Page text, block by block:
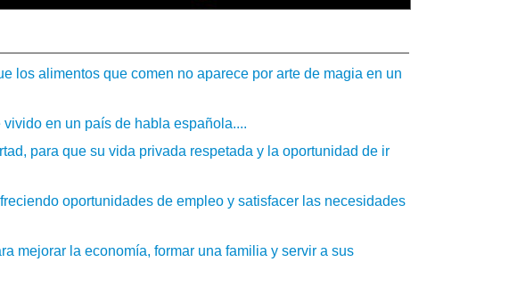
los alimentos que comen no aparece por arte de magia en un
en un país de habla española....
para que su vida privada respetada y la oportunidad de ir
oportunidades de empleo y satisfacer las necesidades
mejorar la economía, formar una familia y servir a sus